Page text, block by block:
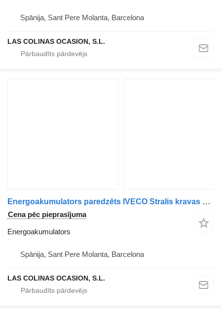
Spānija, Sant Pere Molanta, Barcelona
LAS COLINAS OCASION, S.L.
Energoakumulators paredzēts IVECO Stralis kravas automašīnas
Cena pēc pieprasījuma
Energoakumulators
Spānija, Sant Pere Molanta, Barcelona
LAS COLINAS OCASION, S.L.